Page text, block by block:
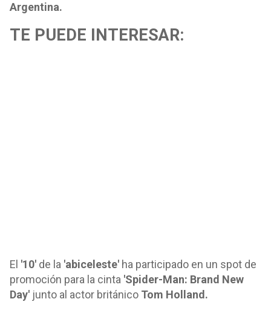
Argentina.
TE PUEDE INTERESAR:
El '10' de la 'abiceleste' ha participado en un spot de
promoción para la cinta 'Spider-Man: Brand New
Day' junto al actor británico Tom Holland.